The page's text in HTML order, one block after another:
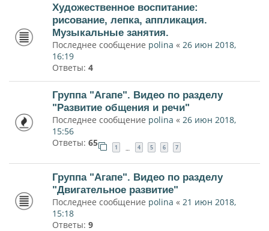
Художественное воспитание:
рисование, лепка, аппликация.
Музыкальные занятия.
Последнее сообщение polina « 26 июн 2018,
16:19
Ответы: 4
Группа "Агапе". Видео по разделу
"Развитие общения и речи"
Последнее сообщение polina « 26 июн 2018,
15:56
Ответы: 65 1 4 5 6 7
Группа "Агапе". Видео по разделу
"Двигательное развитие"
Последнее сообщение polina « 21 июн 2018,
15:18
Ответы: 9